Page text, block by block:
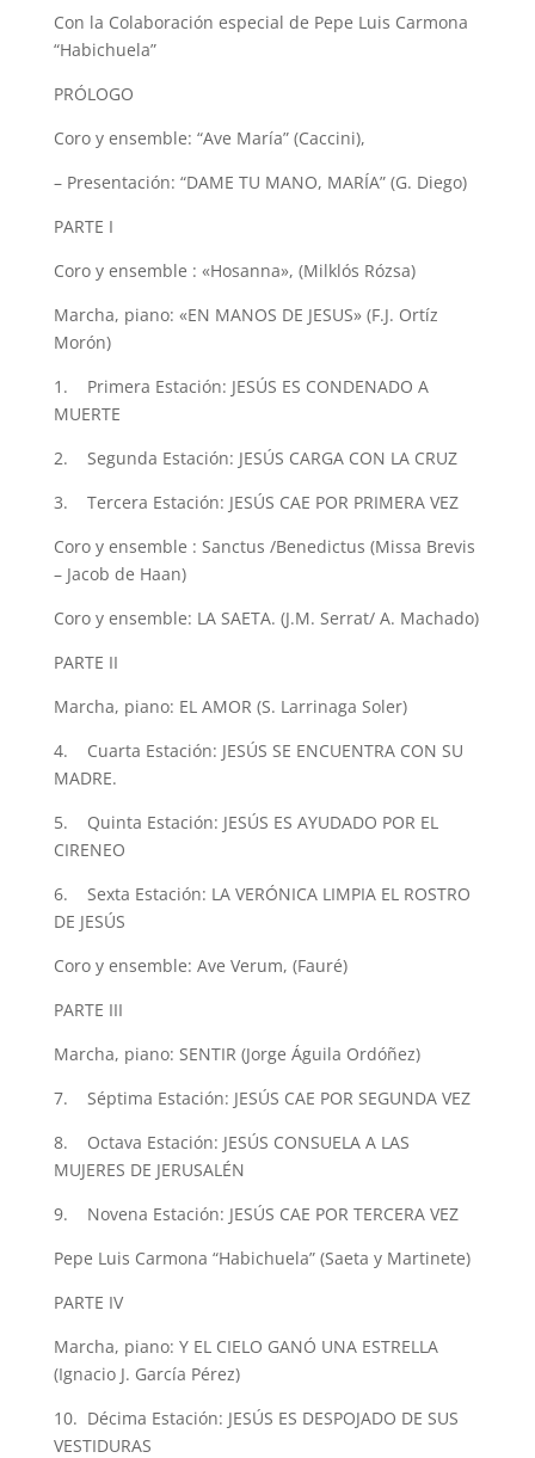
Con la Colaboración especial de Pepe Luis Carmona
“Habichuela”
PRÓLOGO
Coro y ensemble: “Ave María” (Caccini),
– Presentación: “DAME TU MANO, MARÍA” (G. Diego)
PARTE I
Coro y ensemble : «Hosanna», (Milklós Rózsa)
Marcha, piano: «EN MANOS DE JESUS» (F.J. Ortíz
Morón)
1.
Primera Estación: JESÚS ES CONDENADO A
MUERTE
2.
Segunda Estación: JESÚS CARGA CON LA CRUZ
3.
Tercera Estación: JESÚS CAE POR PRIMERA VEZ
Coro y ensemble : Sanctus /Benedictus (Missa Brevis
– Jacob de Haan)
Coro y ensemble: LA SAETA. (J.M. Serrat/ A. Machado)
PARTE II
Marcha, piano: EL AMOR (S. Larrinaga Soler)
4.
Cuarta Estación: JESÚS SE ENCUENTRA CON SU
MADRE.
5.
Quinta Estación: JESÚS ES AYUDADO POR EL
CIRENEO
6.
Sexta Estación: LA VERÓNICA LIMPIA EL ROSTRO
DE JESÚS
Coro y ensemble: Ave Verum, (Fauré)
PARTE III
Marcha, piano: SENTIR (Jorge Águila Ordóñez)
7.
Séptima Estación: JESÚS CAE POR SEGUNDA VEZ
8.
Octava Estación: JESÚS CONSUELA A LAS
MUJERES DE JERUSALÉN
9.
Novena Estación: JESÚS CAE POR TERCERA VEZ
Pepe Luis Carmona “Habichuela” (Saeta y Martinete)
PARTE IV
Marcha, piano: Y EL CIELO GANÓ UNA ESTRELLA
(Ignacio J. García Pérez)
10. Décima Estación: JESÚS ES DESPOJADO DE SUS
VESTIDURAS